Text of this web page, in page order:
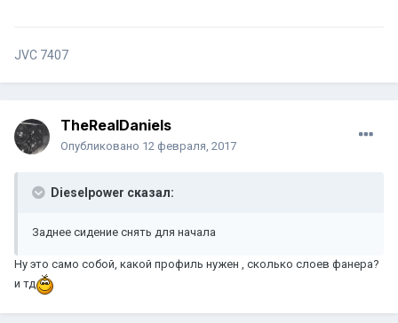
JVC 7407
TheRealDaniels
Опубликовано 12 февраля, 2017
Dieselpower сказал:
Заднее сидение снять для начала
Ну это само собой, какой профиль нужен , сколько слоев фанера?
и тд